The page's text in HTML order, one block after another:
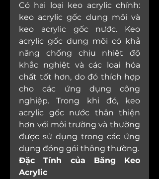
Có hai loại keo acrylic chính:
keo acrylic gốc dung môi và
keo acrylic gốc nước. Keo
acrylic gốc dung môi có khả
năng chống chịu nhiệt độ
khắc nghiệt và các loại hóa
chất tốt hơn, do đó thích hợp
cho các ứng dụng công
nghiệp. Trong khi đó, keo
acrylic gốc nước thân thiện
hơn với môi trường và thường
được sử dụng trong các ứng
dụng đóng gói thông thường.
Đặc Tính của Băng Keo
Acrylic